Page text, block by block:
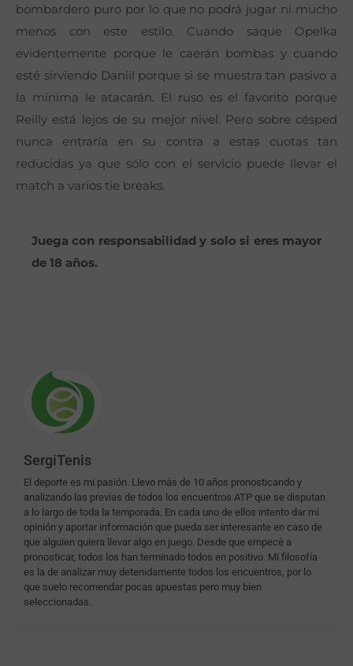
bombardero puro por lo que no podrá jugar ni mucho
menos con este estilo. Cuando saque Opelka
evidentemente porque le caerán bombas y cuando
esté sirviendo Daniil porque si se muestra tan pasivo a
la mínima le atacarán. El ruso es el favorito porque
Reilly está lejos de su mejor nivel. Pero sobre césped
nunca entraría en su contra a estas cuotas tan
reducidas ya que sólo con el servicio puede llevar el
match a varios tie breaks.
Juega con responsabilidad y solo si eres mayor
de 18 años.
SergiTenis
El deporte es mi pasión. Llevo más de 10 años pronosticando y
analizando las previas de todos los encuentros ATP que se disputan
a lo largo de toda la temporada. En cada uno de ellos intento dar mi
opinión y aportar información que pueda ser interesante en caso de
que alguien quiera llevar algo en juego. Desde que empecé a
pronosticar, todos los han terminado todos en positivo. Mi filosofía
es la de analizar muy detenidamente todos los encuentros, por lo
que suelo recomendar pocas apuestas pero muy bien
seleccionadas.